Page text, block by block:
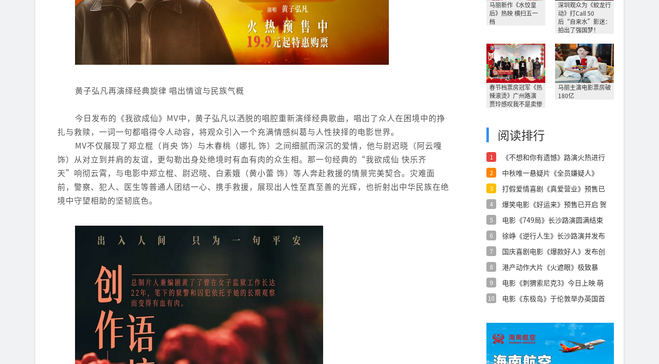
黄子弘凡再演绎经典旋律 唱出情谊与民族气概
今日发布的《我欲成仙》MV中，黄子弘凡以洒脱的唱腔重新演绎经典歌曲，唱出了众人在困境中的挣
扎与救赎，一词一句都唱得令人动容，将观众引入一个充满情感纠葛与人性抉择的电影世界。
MV不仅展现了郑立棍（肖央 饰）与木春桃（娜扎 饰）之间细腻而深沉的爱情，他与尉迟晓（阿云嘎
饰）从对立到并肩的友谊，更勾勒出身处绝境时有血有肉的众生相。那一句经典的“我欲成仙 快乐齐
天”响彻云霄，与电影中郑立棍、尉迟晓、白素娥（黄小蕾 饰）等人奔赴救援的情景完美契合。灾难面
前，警察、犯人、医生等普通人团结一心、携手救援，展现出人性至真至善的光辉，也折射出中华民族在绝
境中守望相助的坚韧底色。
马丽新作《水饺皇
后》热映 横扫五一
档
深圳观众为《蛟龙行
动》打Call 50
后“自来水”影迷：
拍出了强国梦！
春节档票房冠军《热
辣滚烫》广州路演
贾玲感叹我不是卖惨
马丽主演电影票房破
180亿
阅读排行
1
《不想和你有遗憾》路演火热进行
2
中秋唯一悬疑片《全员嫌疑人》
3
打假爱情喜剧《真爱营业》预售已
4
爆笑电影《好运来》预售已开启 贺
5
电影《749局》长沙路演圆满结束
6
徐峥《逆行人生》长沙路演并发布
7
国庆喜剧电影《爆款好人》发布创
8
港产动作大片《火遮眼》极致暴
9
电影《刺猬索尼克3》今日上映 萌
10
电影《东极岛》于伦敦举办英国首